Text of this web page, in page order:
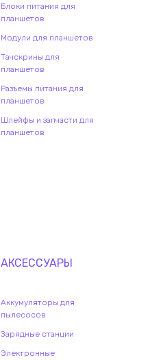
Блоки питания для
планшетов
Модули для планшетов
Тачскрины для
планшетов
Разъемы питания для
планшетов
Шлейфы и запчасти для
планшетов
АКСЕССУАРЫ
Аккумуляторы для
пылесосов
Зарядные станции
Электронные